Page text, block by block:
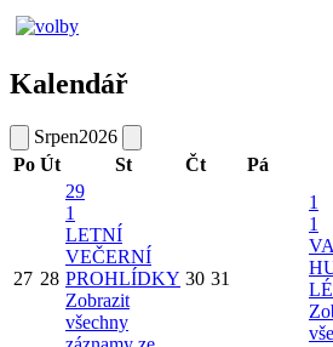
Kalendář
Srpen2026
Po Út St Čt Pá
27 28
29
1
LETNÍ
VEČERNÍ
PROHLÍDKY
Zobrazit
všechny
30 31
1
1